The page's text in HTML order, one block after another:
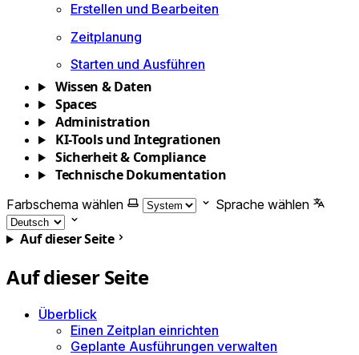
Erstellen und Bearbeiten
Zeitplanung
Starten und Ausführen
Wissen & Daten
Spaces
Administration
KI-Tools und Integrationen
Sicherheit & Compliance
Technische Dokumentation
Farbschema wählen Sprache wählen
Auf dieser Seite
Auf dieser Seite
Überblick
Einen Zeitplan einrichten
Geplante Ausführungen verwalten